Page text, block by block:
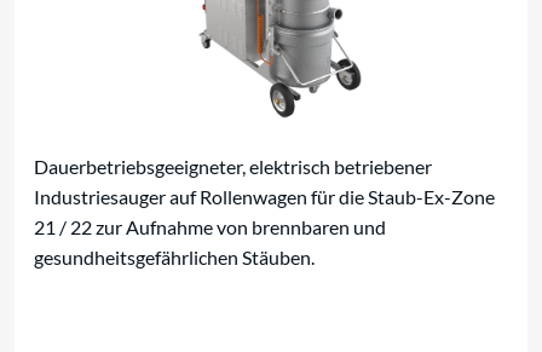
Dauerbetriebsgeeigneter, elektrisch betriebener
Industriesauger auf Rollenwagen für die Staub-Ex-Zone
21 / 22 zur Aufnahme von brennbaren und
gesundheitsgefährlichen Stäuben.